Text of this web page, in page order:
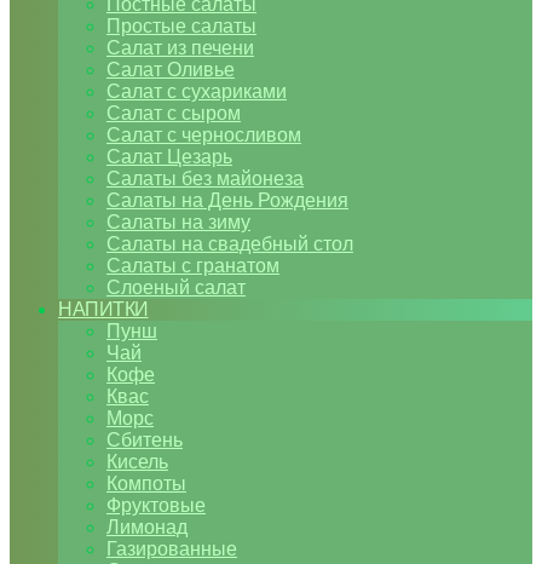
Постные салаты
Простые салаты
Салат из печени
Салат Оливье
Салат с сухариками
Салат с сыром
Салат с черносливом
Салат Цезарь
Салаты без майонеза
Салаты на День Рождения
Салаты на зиму
Салаты на свадебный стол
Салаты с гранатом
Слоеный салат
НАПИТКИ
Пунш
Чай
Кофе
Квас
Морс
Сбитень
Кисель
Компоты
Фруктовые
Лимонад
Газированные